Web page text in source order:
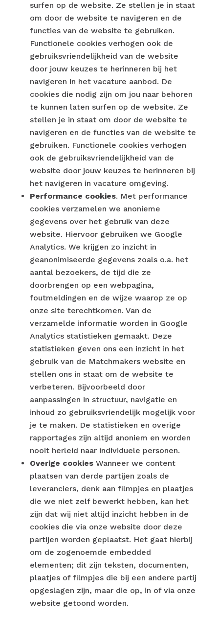
surfen op de website. Ze stellen je in staat
om door de website te navigeren en de
functies van de website te gebruiken.
Functionele cookies verhogen ook de
gebruiksvriendelijkheid van de website
door jouw keuzes te herinneren bij het
navigeren in het vacature aanbod. De
cookies die nodig zijn om jou naar behoren
te kunnen laten surfen op de website. Ze
stellen je in staat om door de website te
navigeren en de functies van de website te
gebruiken. Functionele cookies verhogen
ook de gebruiksvriendelijkheid van de
website door jouw keuzes te herinneren bij
het navigeren in vacature omgeving.
Performance cookies. Met performance
cookies verzamelen we anonieme
gegevens over het gebruik van deze
website. Hiervoor gebruiken we Google
Analytics. We krijgen zo inzicht in
geanonimiseerde gegevens zoals o.a. het
aantal bezoekers, de tijd die ze
doorbrengen op een webpagina,
foutmeldingen en de wijze waarop ze op
onze site terechtkomen. ​Van de
verzamelde informatie worden in Google
Analytics statistieken gemaakt. Deze
statistieken geven ons een inzicht in het
gebruik van de Matchmakers website en
stellen ons in staat om de website te
verbeteren. Bijvoorbeeld door
aanpassingen in structuur, navigatie en
inhoud zo gebruiksvriendelijk mogelijk voor
je te maken. De statistieken en overige
rapportages zijn altijd anoniem en worden
nooit herleid naar individuele personen.
​Overige cookies Wanneer we content
plaatsen van derde partijen zoals de
leveranciers, denk aan filmpjes en plaatjes
die we niet zelf bewerkt hebben, ​kan het
zijn dat wij niet altijd inzicht hebben in de
cookies die via onze website door deze
partijen worden geplaatst. Het gaat hierbij
om de ​zogenoemde embedded
elementen; dit zijn teksten, documenten,
plaatjes of filmpjes die bij een andere partij
opgeslagen zijn, maar die op, in of via onze
website getoond worden.